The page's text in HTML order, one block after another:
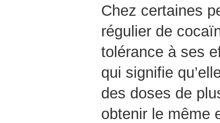
Chez certaines
régulier de
tolérance à ses
qui signifie
des doses de
obtenir le même